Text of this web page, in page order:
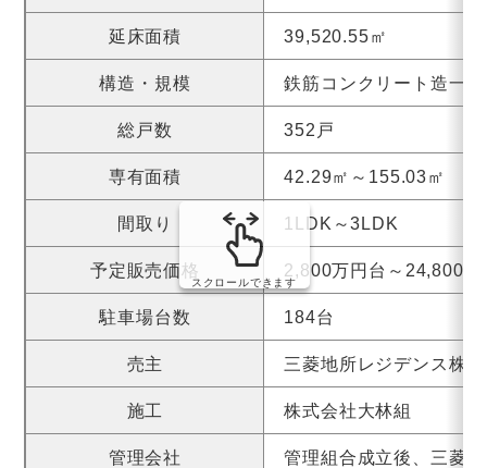
延床面積 39,520.55㎡
構造・規模 鉄筋コンクリート造一
総戸数 352戸
専有面積 42.29㎡～155.03㎡
間取り 1LDK～3LDK
予定販売価格 2,800万円台～24,800
駐車場台数 184台
売主 三菱地所レジデンス株
施工 株式会社大林組
管理会社 管理組合成立後、三菱
スクロールできます